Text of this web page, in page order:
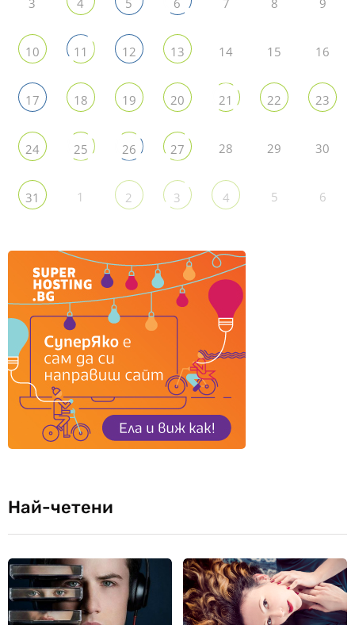
4 5 6
10 11 12 13 14 15 16
17 18 19 20 21 22 23
24 25 26 27 28 29 30
31 1 2 3 4 5 6
Най-четени